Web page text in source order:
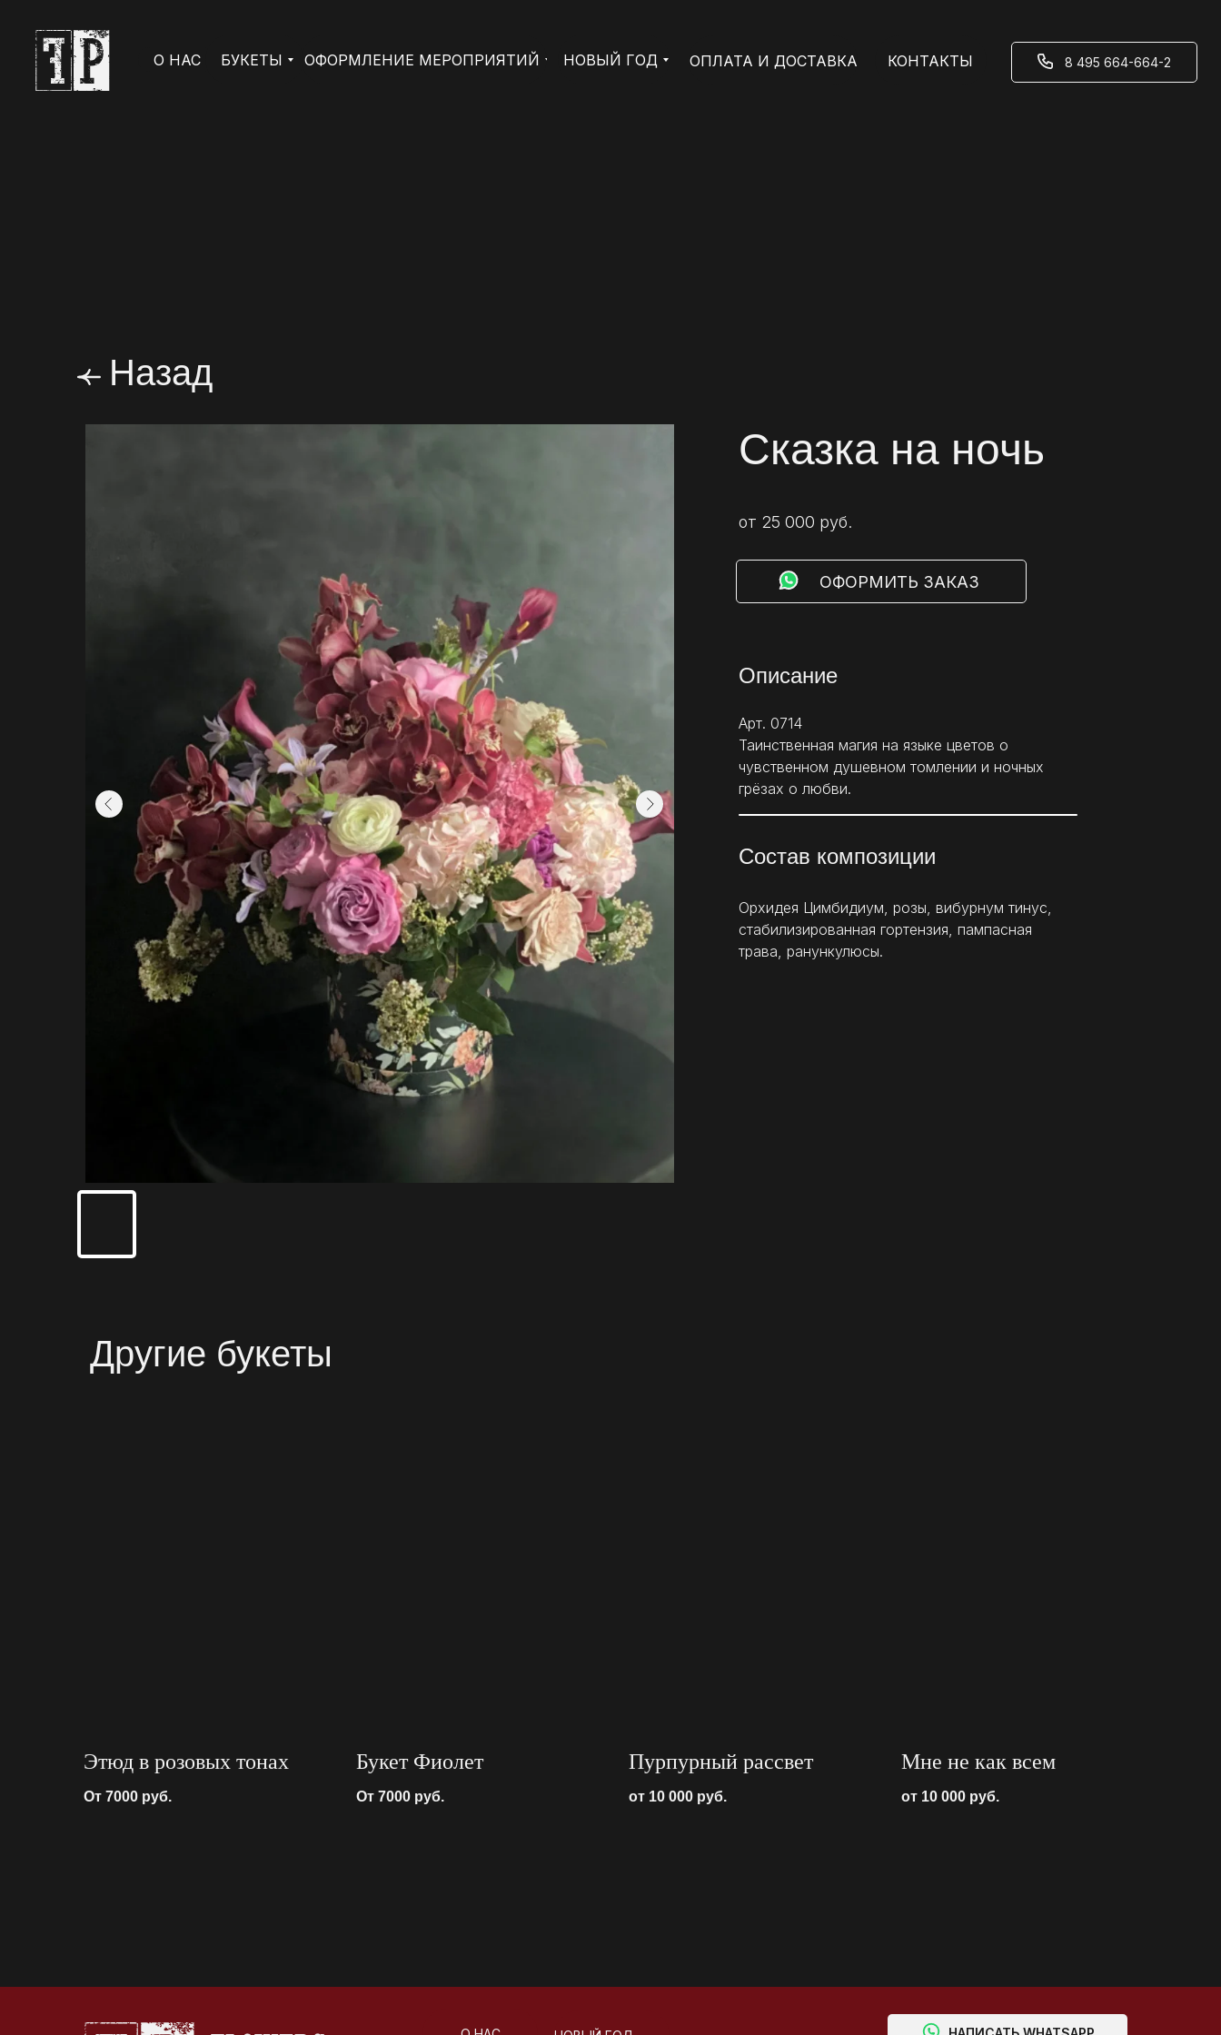
ОФОРМЛЕНИЕ МЕРОПРИЯТИЙ ⠀⠀⠀8 495 664-664-2
О НАС НОВЫЙ ГОД
БУКЕТЫ ОПЛАТА И ДОСТАВКА КОНТАКТЫ
Назад
Сказка на ночь
Описание
Арт. 0714
Таинственная магия на языке цветов о
чувственном душевном томлении и ночных
грёзах о любви.
Орхидея Цимбидиум, розы, вибурнум тинус,
стабилизированная гортензия, пампасная
трава, ранункулюсы.
Состав композиции
от 25 000 руб.
⠀⠀⠀ОФОРМИТЬ ЗАКАЗ
Другие букеты
Этюд в розовых тонах
От 7000 руб.
Букет Фиолет
От 7000 руб.
Пурпурный рассвет
от 10 000 руб.
Мне не как всем
от 10 000 руб.